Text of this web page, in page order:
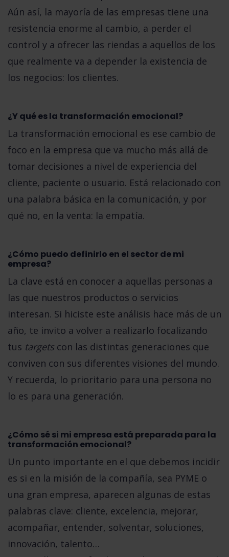
Aún así, la mayoría de las empresas tiene una
resistencia enorme al cambio, a perder el
control y a ofrecer las riendas a aquellos de los
que realmente va a depender la existencia de
los negocios: los clientes.
¿Y qué es la transformación emocional?
La transformación emocional es ese cambio de
foco en la empresa que va mucho más allá de
tomar decisiones a nivel de experiencia del
cliente, paciente o usuario. Está relacionado con
una palabra básica en la comunicación, y por
qué no, en la venta: la empatía.
¿Cómo puedo definirlo en el sector de mi
empresa?
La clave está en conocer a aquellas personas a
las que nuestros productos o servicios
interesan. Si hiciste este análisis hace más de un
año, te invito a volver a realizarlo focalizando
tus targets con las distintas generaciones que
conviven con sus diferentes visiones del mundo.
Y recuerda, lo prioritario para una persona no
lo es para una generación.
¿Cómo sé si mi empresa está preparada para la
transformación emocional?
Un punto importante en el que debemos incidir
es si en la misión de la compañía, sea PYME o
una gran empresa, aparecen algunas de estas
palabras clave: cliente, excelencia, mejorar,
acompañar, entender, solventar, soluciones,
innovación, talento…